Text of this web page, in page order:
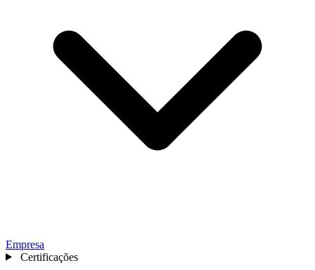
Empresa
Certificações